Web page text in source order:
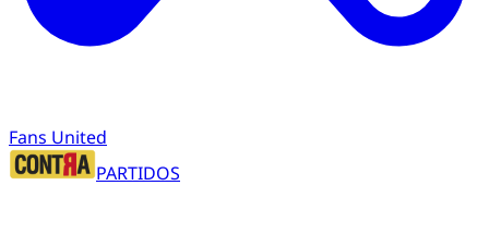
Fans United
PARTIDOS